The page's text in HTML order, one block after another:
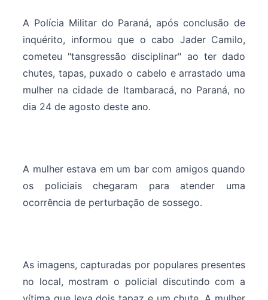
A Polícia Militar do Paraná, após conclusão de
inquérito, informou que o cabo Jader Camilo,
cometeu "tansgressão disciplinar" ao ter dado
chutes, tapas, puxado o cabelo e arrastado uma
mulher na cidade de Itambaracá, no Paraná, no
dia 24 de agosto deste ano.
A mulher estava em um bar com amigos quando
os policiais chegaram para atender uma
ocorrência de perturbação de sossego.
As imagens, capturadas por populares presentes
no local, mostram o policial discutindo com a